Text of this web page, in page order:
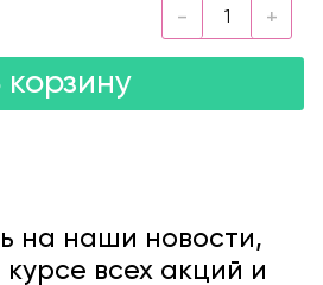
корзину
на наши новости,
всех акций и